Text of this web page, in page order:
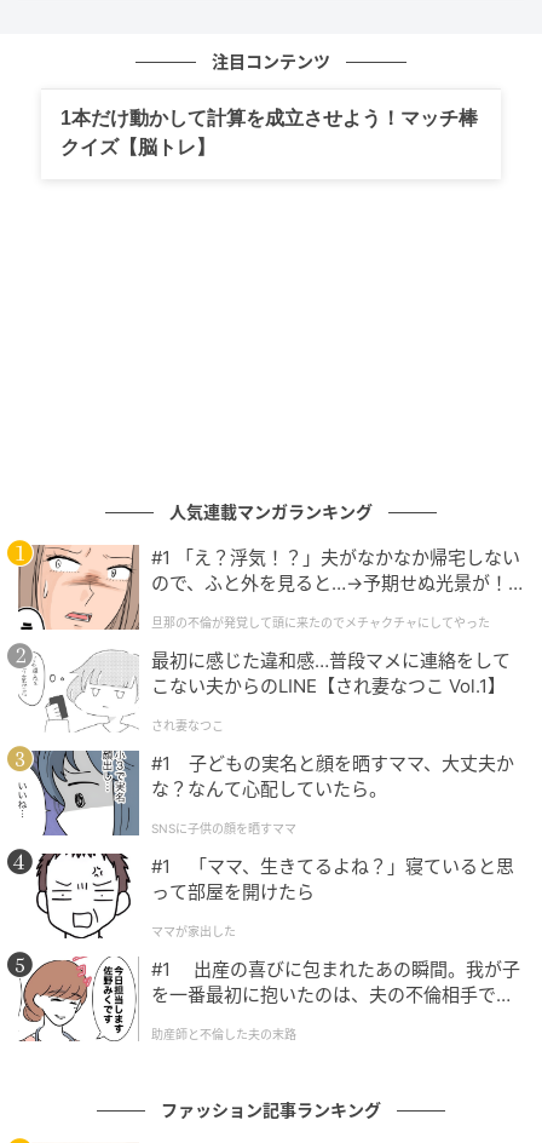
首元は、レイヤードしやすい広めのクルーネック。リ
袖口にもリブがあしらわれており、シルエットにアク
セントを加えます。カジュアルになりすぎないバラン
スも秀逸。
透け感を自分好みに調整して楽しんで
注目コンテンツ
1本だけ動かして計算を成立させよう！マッチ棒
クイズ【脳トレ】
人気連載マンガランキング
#1 「え？浮気！？」夫がなかなか帰宅しない
ので、ふと外を見ると…→予期せぬ光景が！
クチャにしてやった
旦那の不倫が発覚して頭に来たのでメチャクチャにしてやった
最初に感じた違和感…普段マメに連絡をして
こない夫からのLINE【され妻なつこ Vol.1】
され妻なつこ
#1 子どもの実名と顔を晒すママ、大丈夫か
な？なんて心配していたら。
SNSに子供の顔を晒すママ
#1 「ママ、生きてるよね？」寝ていると思
って部屋を開けたら
ママが家出した
#1 出産の喜びに包まれたあの瞬間。我が子
を一番最初に抱いたのは、夫の不倫相手でし
助産師と不倫した夫の末路
ファッション記事ランキング